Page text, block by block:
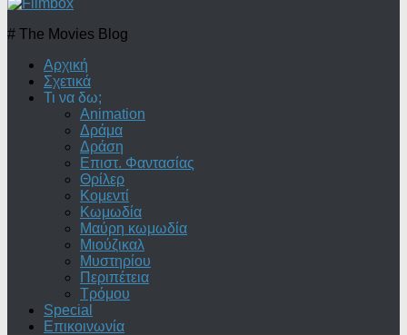
# The Movies Blog
Αρχική
Σχετικά
Τι να δω;
Animation
Δράμα
Δράση
Επιστ. Φαντασίας
Θρίλερ
Κομεντί
Κωμωδία
Μαύρη κωμωδία
Μιούζικαλ
Μυστηρίου
Περιπέτεια
Τρόμου
Special
Επικοινωνία